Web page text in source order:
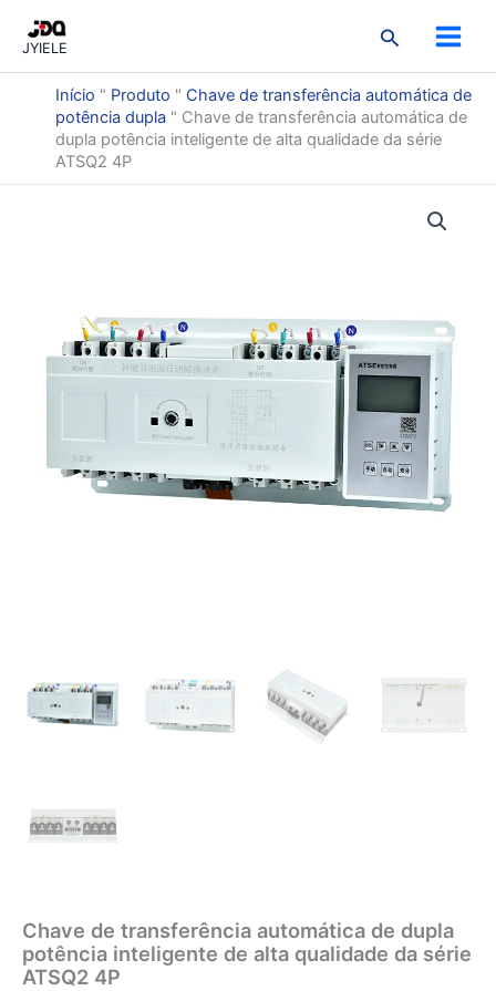
para
conteúdo
JYIELE
Pesquisar
Início " Produto " Chave de transferência automática de
potência dupla " Chave de transferência automática de
dupla potência inteligente de alta qualidade da série
ATSQ2 4P
Chave de transferência automática de dupla
potência inteligente de alta qualidade da série
ATSQ2 4P
produto